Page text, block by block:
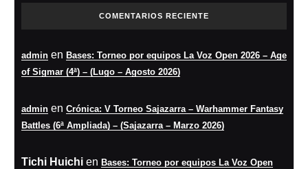
COMENTARIOS RECIENTE
admin en Bases: Torneo por equipos La Voz Open 2026 – Age
of Sigmar (4ª) – (Lugo – Agosto 2026)
admin en Crónica: V Torneo Sajazarra – Warhammer Fantasy
Battles (6ª Ampliada) – (Sajazarra – Marzo 2026)
Tichi Huichi en Bases: Torneo por equipos La Voz Open